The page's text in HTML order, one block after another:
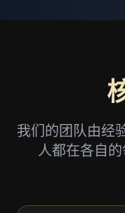
我们的团队由经
人都在各自